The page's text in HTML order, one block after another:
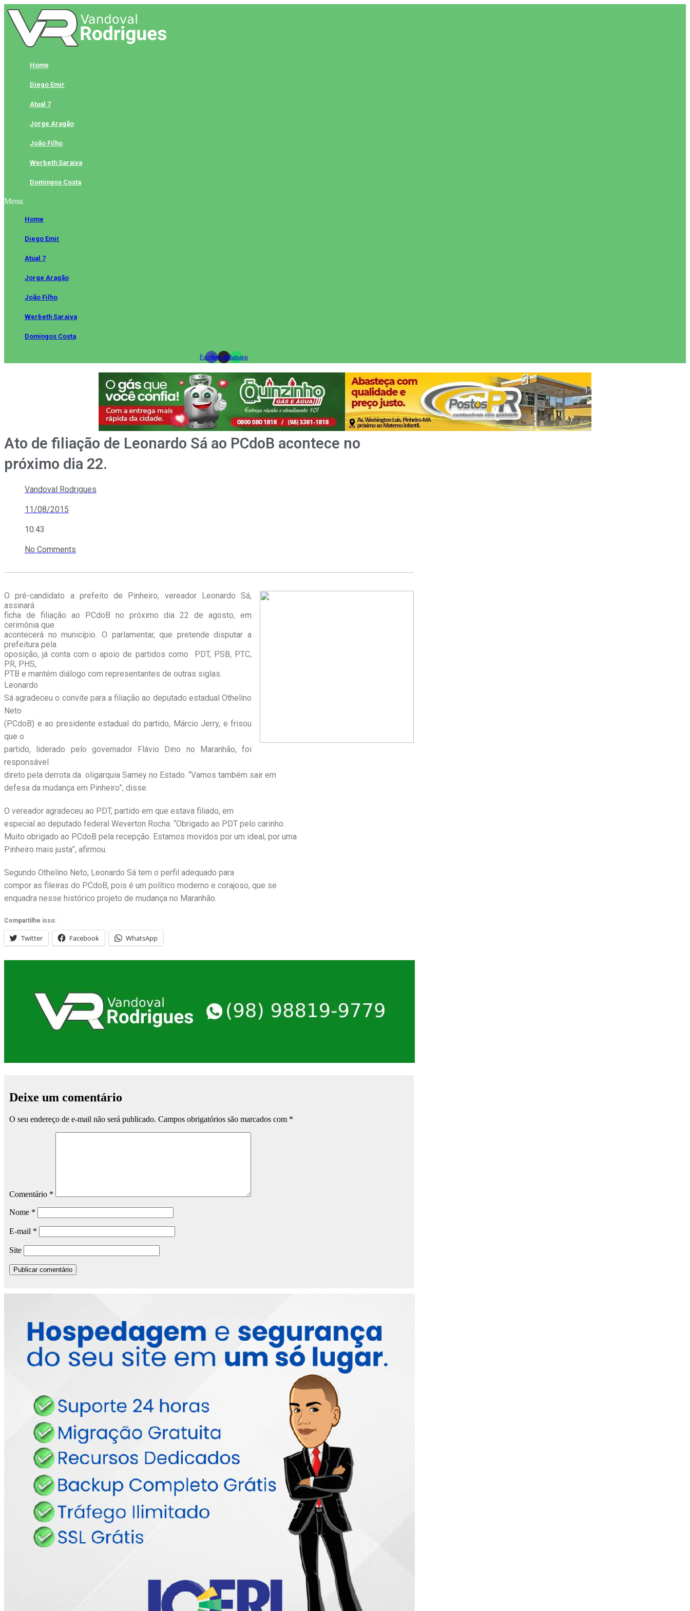
Skip
to
content
Home
Diego Emir
Atual 7
Jorge Aragão
João Filho
Werbeth Saraiva
Domingos Costa
Menu
Home
Diego Emir
Atual 7
Jorge Aragão
João Filho
Werbeth Saraiva
Domingos Costa
FacebookInstagramWhatsapp
Ato de filiação de Leonardo Sá ao PCdoB acontece no
próximo dia 22.
Vandoval Rodrigues
11/08/2015
10:43
No Comments
O pré-candidato a prefeito de Pinheiro, vereador Leonardo Sá,
assinará
ficha de filiação ao PCdoB no próximo dia 22 de agosto, em
cerimônia que
acontecerá no município. O parlamentar, que pretende disputar a
prefeitura pela
oposição, já conta com o apoio de partidos como PDT, PSB, PTC,
PR, PHS,
PTB e mantém diálogo com representantes de outras siglas.
Leonardo
Sá agradeceu o convite para a filiação ao deputado estadual Othelino
Neto
(PCdoB) e ao presidente estadual do partido, Márcio Jerry, e frisou
que o
partido, liderado pelo governador Flávio Dino no Maranhão, foi
responsável
direto pela derrota da oligarquia Sarney no Estado. “Vamos também sair em
defesa da mudança em Pinheiro”, disse.
O vereador agradeceu ao PDT, partido em que estava filiado, em
especial ao deputado federal Weverton Rocha. “Obrigado ao PDT pelo carinho.
Muito obrigado ao PCdoB pela recepção. Estamos movidos por um ideal, por uma
Pinheiro mais justa”, afirmou.
Segundo Othelino Neto, Leonardo Sá tem o perfil adequado para
compor as fileiras do PCdoB, pois é um político moderno e corajoso, que se
enquadra nesse histórico projeto de mudança no Maranhão.
Compartilhe isso:
Twitter Facebook WhatsApp
Deixe um comentário
O seu endereço de e-mail não será publicado. Campos obrigatórios são marcados com *
Comentário *
Nome *
E-mail *
Site